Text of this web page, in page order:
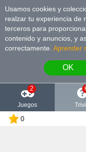
Usamos cookies y
realzar tu experiencia de
terceros para
contenido y anuncios, y
correctamente. Aprender
OK
2
Juegos
0